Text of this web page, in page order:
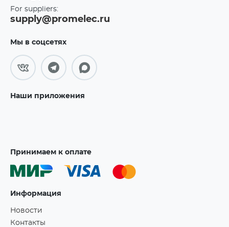
For suppliers:
supply@promelec.ru
Мы в соцсетях
Наши приложения
Принимаем к оплате
Информация
Новости
Контакты